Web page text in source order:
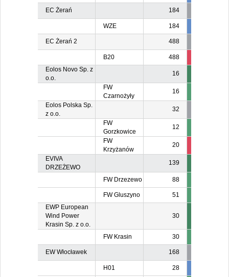
EC Żerań 184
WZE 184
EC Żerań 2 488
B20 488
Eolos Novo Sp. z
o.o.
16
FW
Czarnożyły
16
Eolos Polska Sp.
z o.o.
32
FW
Gorzkowice
12
FW
Krzyżanów
20
EVIVA
DRZEŻEWO
139
FW Drzezewo 88
FW Gluszyno
51
EWP European
Wind Power
Krasin Sp. z o.o.
30
FW Krasin 30
EW Włocławek 168
H01 28